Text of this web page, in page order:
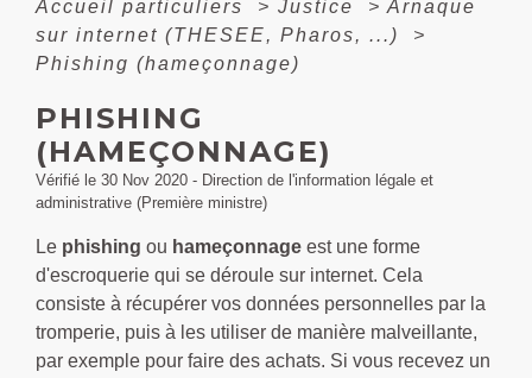
Accueil particuliers > Justice > Arnaque
sur internet (THESEE, Pharos, ...)
>
Phishing (hameçonnage)
PHISHING
(HAMEÇONNAGE)
Vérifié le 30 Nov 2020 - Direction de l'information légale et
administrative (Première ministre)
Le phishing ou hameçonnage est une forme
d'escroquerie qui se déroule sur internet. Cela
consiste à récupérer vos données personnelles par la
tromperie, puis à les utiliser de manière malveillante,
par exemple pour faire des achats. Si vous recevez un